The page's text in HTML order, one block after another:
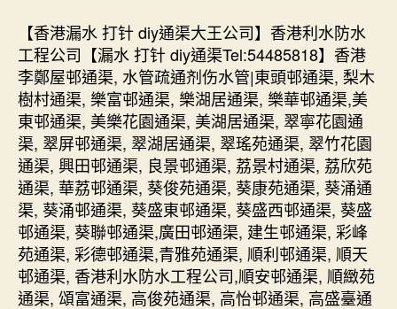
【香港漏水 打针 diy通渠大王公司】香港利水防水
工程公司【漏水 打针 diy通渠Tel:54485818】香港
李鄭屋邨通渠, 水管疏通剂伤水管|東頭邨通渠, 梨木
樹村通渠, 樂富邨通渠, 樂湖居通渠, 樂華邨通渠,美
東邨通渠, 美樂花園通渠, 美湖居通渠, 翠寧花園通
渠, 翠屏邨通渠, 翠湖居通渠, 翠瑤苑通渠, 翠竹花園
通渠, 興田邨通渠, 良景邨通渠, 荔景村通渠, 荔欣苑
通渠, 華荔邨通渠, 葵俊苑通渠, 葵康苑通渠, 葵涌通
渠, 葵涌邨通渠, 葵盛東邨通渠, 葵盛西邨通渠, 葵盛
邨通渠, 葵聯邨通渠,廣田邨通渠, 建生邨通渠, 彩峰
苑通渠, 彩德邨通渠,青雅苑通渠, 順利邨通渠, 順天
邨通渠, 香港利水防水工程公司,順安邨通渠, 順緻苑
通渠, 頌富通渠, 高俊苑通渠, 高怡邨通渠, 高盛臺通